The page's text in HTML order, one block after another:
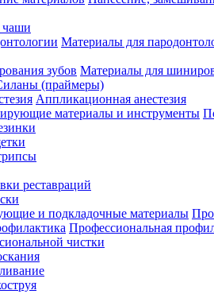
чаши
Материалы для
Материалы для
(праймеры)
Аппликационная анестезия
реставраций
Профессиональная
чистки